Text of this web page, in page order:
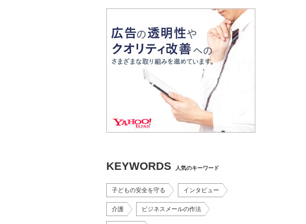
KEYWORDS 人気のキーワード
子どもの安全を守る インタビュー
介護 ビジネスメールの作法